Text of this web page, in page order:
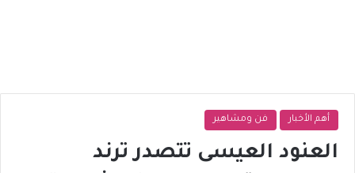
أهم الأخبار فن ومشاهير
العنود العيسى تتصدر ترند